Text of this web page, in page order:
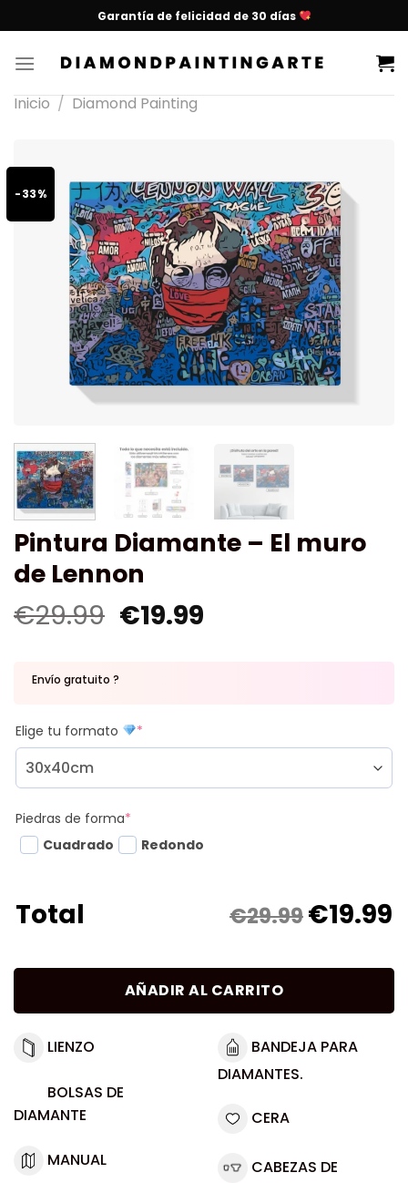
Garantía de felicidad de 30 días
Inicio / Diamond Painting
-33%
Pintura Diamante – El muro
de Lennon
€29.99 €19.99
Envío gratuito ?
Elige tu formato *
Piedras de forma*
Cuadrado
Redondo
Total €29.99€19.99
AÑADIR AL CARRITO
LIENZO
BOLSAS DE
DIAMANTE
MANUAL
BANDEJA PARA
DIAMANTES.
CERA
CABEZAS DE